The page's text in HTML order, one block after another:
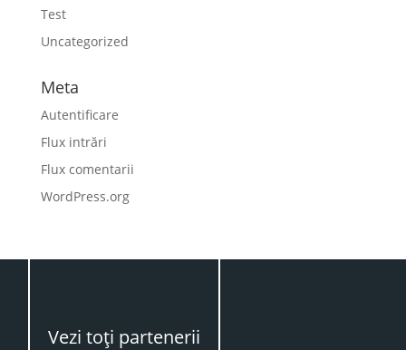
Test
Uncategorized
Meta
Autentificare
Flux intrări
Flux comentarii
WordPress.org
Vezi toţi partenerii